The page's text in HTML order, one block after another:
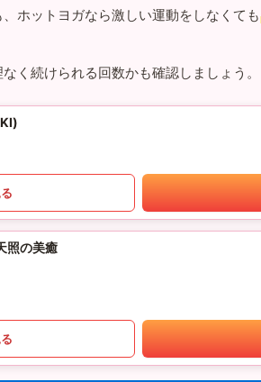
ホットヨガなら激しい運動をしなくても
く続けられる回数かも確認しましょう。
照の美癒